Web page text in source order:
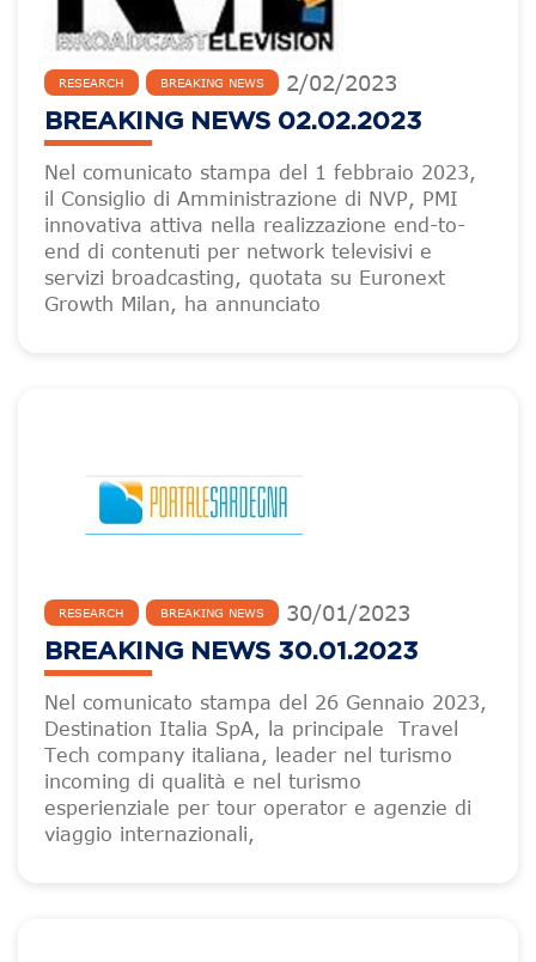
RESEARCH BREAKING NEWS 2/02/2023
BREAKING NEWS 02.02.2023
Nel comunicato stampa del 1 febbraio 2023,
il Consiglio di Amministrazione di NVP, PMI
innovativa attiva nella realizzazione end-to-
end di contenuti per network televisivi e
servizi broadcasting, quotata su Euronext
Growth Milan, ha annunciato
RESEARCH BREAKING NEWS 30/01/2023
BREAKING NEWS 30.01.2023
Nel comunicato stampa del 26 Gennaio 2023,
Destination Italia SpA, la principale Travel
Tech company italiana, leader nel turismo
incoming di qualità e nel turismo
esperienziale per tour operator e agenzie di
viaggio internazionali,